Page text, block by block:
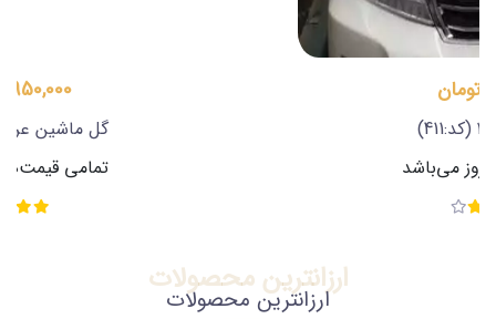
ارزانترین محصولات
ارزانترین محصولات